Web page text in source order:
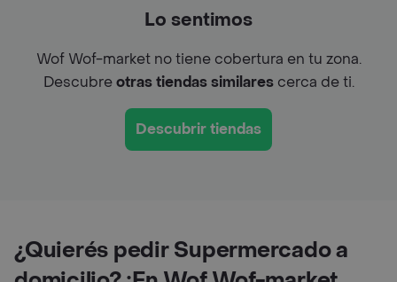
Lo sentimos
Wof Wof-market no tiene cobertura en tu zona.
Descubreotras tiendas similarescerca de ti.
Descubrir tiendas
¿Quierés pedir Supermercado a